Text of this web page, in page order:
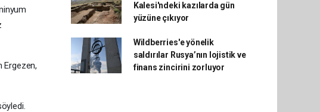
Ergezen,
Kalesi'ndeki kazılarda gün
yüzüne çıkıyor
Wildberries'e yönelik
saldırılar Rusya’nın lojistik ve
finans zincirini zorluyor